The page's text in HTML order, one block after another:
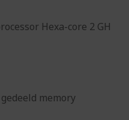
Hexa-core 2 GH
memory